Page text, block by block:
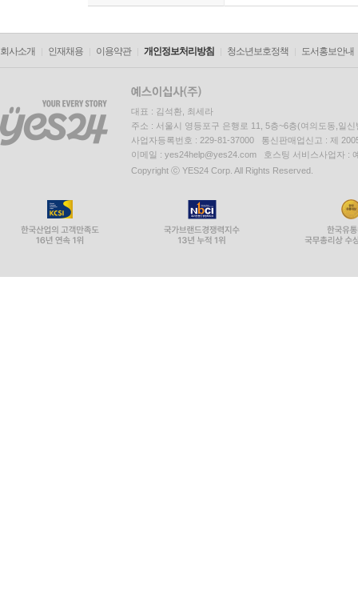
회사소개 인재채용 이용약관 개인정보처리방침 청소년보호정책 도서홍보안내
대표 : 김석환, 최세라
주소 : 서울시 영등포구 은행로 11, 5층~6층(여의도동,일신
사업자등록번호 : 229-81-37000 통신판매업신고 : 제
이메일 : yes24help@yes24.com 호스팅 서비스사업자 :
Copyright ⓒ YES24 Corp. All Rights Reserved.